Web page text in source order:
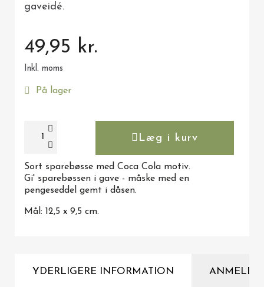
gaveidé.
49,95 kr.
Inkl. moms
På lager
Læg i kurv
Sort sparebøsse med Coca Cola motiv.
Gi' sparebøssen i gave - måske med en
pengeseddel gemt i dåsen.
Mål: 12,5 x 9,5 cm.
YDERLIGERE INFORMATION